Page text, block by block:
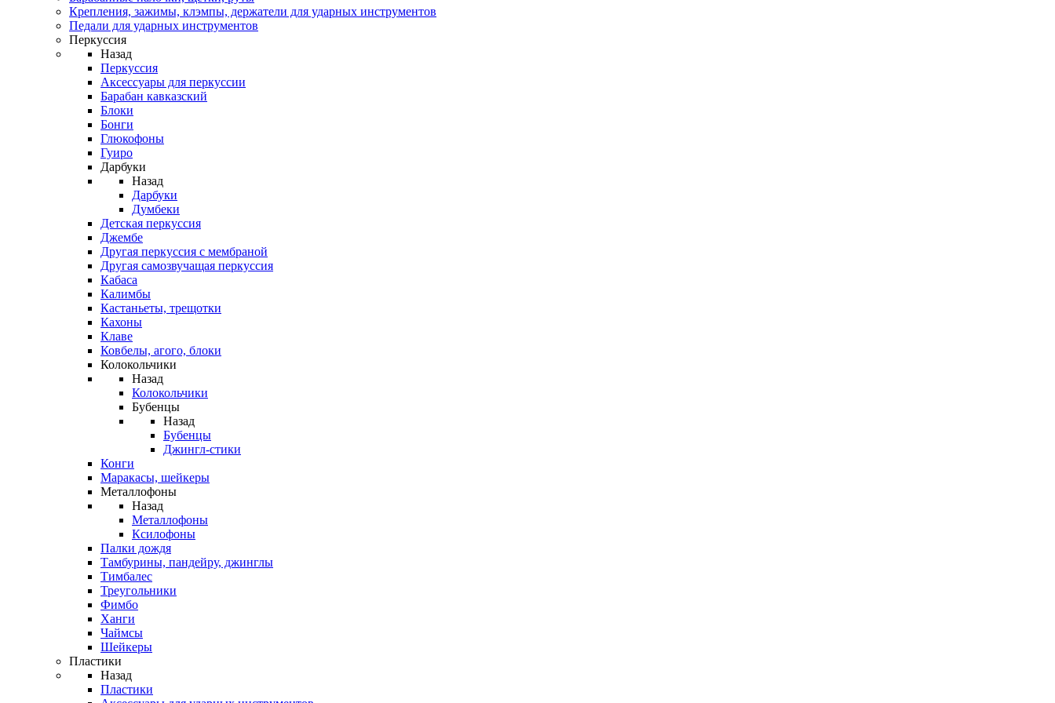
Крепления, зажимы, клэмпы, держатели для ударных инструментов
Педали для ударных инструментов
Перкуссия
Назад
Перкуссия
Аксессуары для перкуссии
Барабан кавказский
Блоки
Бонги
Глюкофоны
Гуиро
Дарбуки
Назад
Дарбуки
Думбеки
Детская перкуссия
Джембе
Другая перкуссия с мембраной
Другая самозвучащая перкуссия
Кабаса
Калимбы
Кастаньеты, трещотки
Кахоны
Клаве
Ковбелы, агого, блоки
Колокольчики
Назад
Колокольчики
Бубенцы
Назад
Бубенцы
Джингл-стики
Конги
Маракасы, шейкеры
Металлофоны
Назад
Металлофоны
Ксилофоны
Палки дождя
Тамбурины, пандейру, джинглы
Тимбалес
Треугольники
Фимбо
Ханги
Чаймсы
Шейкеры
Пластики
Назад
Пластики